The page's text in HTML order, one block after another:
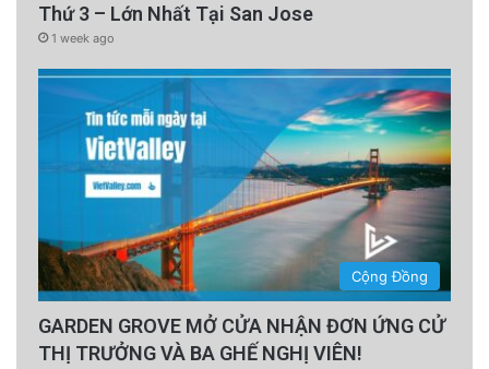
Thứ 3 – Lớn Nhất Tại San Jose
1 week ago
Cộng Đồng
GARDEN GROVE MỞ CỬA NHẬN ĐƠN ỨNG CỬ
THỊ TRƯỞNG VÀ BA GHẾ NGHỊ VIÊN!